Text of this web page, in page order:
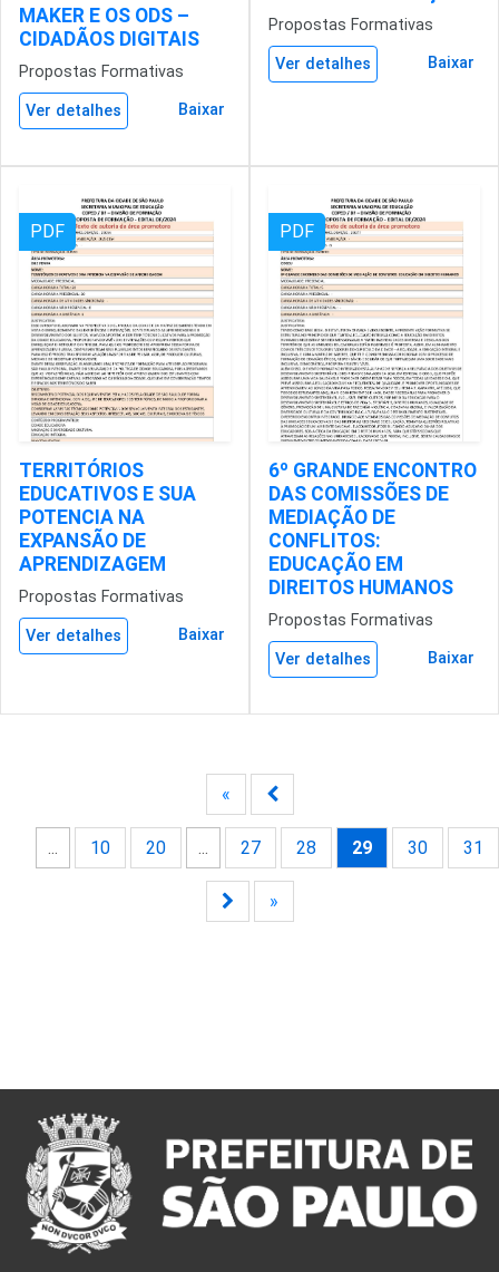
MAKER E OS ODS –
CIDADÃOS DIGITAIS
Propostas Formativas
Ver detalhes Baixar
Propostas Formativas
Ver detalhes Baixar
PDF
TERRITÓRIOS
EDUCATIVOS E SUA
POTENCIA NA
EXPANSÃO DE
APRENDIZAGEM
Propostas Formativas
Ver detalhes Baixar
PDF
6º GRANDE ENCONTRO
DAS COMISSÕES DE
MEDIAÇÃO DE
CONFLITOS:
EDUCAÇÃO EM
DIREITOS HUMANOS
Propostas Formativas
Ver detalhes Baixar
«
... 10 20 ... 27 28 29 30 31
»